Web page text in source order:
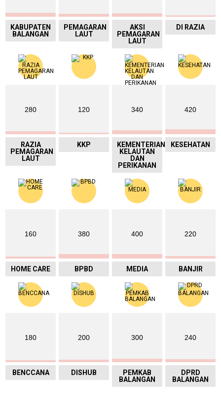
KABUPATEN
BALANGAN
PEMAGARAN
LAUT
AKSI
PEMAGARAN
LAUT
DI RAZIA
280
RAZIA
PEMAGARAN
LAUT
120
KKP
340
KEMENTERIAN
KELAUTAN
DAN
PERIKANAN
420
KESEHATAN
160
HOME CARE
380
BPBD
400
MEDIA
220
BANJIR
180
BENCCANA
200
DISHUB
300
PEMKAB
BALANGAN
240
DPRD
BALANGAN